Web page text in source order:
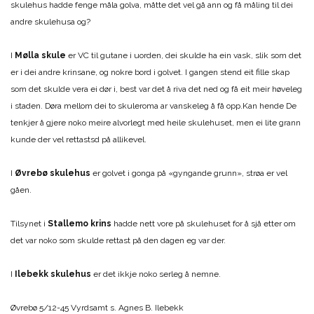
skulehus hadde fenge måla golva, måtte det vel gå ann og få måling til dei
andre skulehusa og?
I Mølla skule er VC til gutane i uorden, dei skulde ha ein vask, slik som det
er i dei andre krinsane, og nokre bord i golvet. I gangen stend eit fille skap
som det skulde vera ei dør i, best var det å riva det ned og få eit meir høveleg
i staden. Døra mellom dei to skuleroma ar vanskeleg å få opp.Kan hende De
tenkjer å gjere noko meire alvorlegt med heile skulehuset, men ei lite grann
kunde der vel rettastsd på allikevel.
I Øvrebø skulehus er golvet i gonga på «gyngande grunn», strøa er vel
gåen.
Tilsynet i Stallemo krins hadde nett vore på skulehuset for å sjå etter om
det var noko som skulde rettast på den dagen eg var der.
I Ilebekk skulehus er det ikkje noko serleg å nemne.
Øvrebø 5/12-45 Vyrdsamt s. Agnes B. Ilebekk